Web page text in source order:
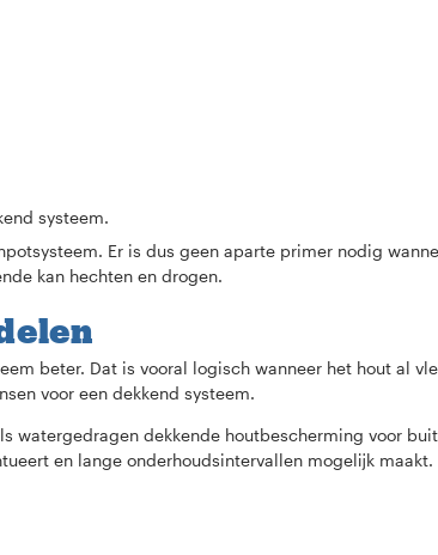
systeem.
Er is dus geen aparte primer nodig
kan hechten en drogen.
beter. Dat is vooral logisch wanneer het hout al
voor een dekkend systeem.
watergedragen dekkende houtbescherming voor
en lange onderhoudsintervallen mogelijk maakt.